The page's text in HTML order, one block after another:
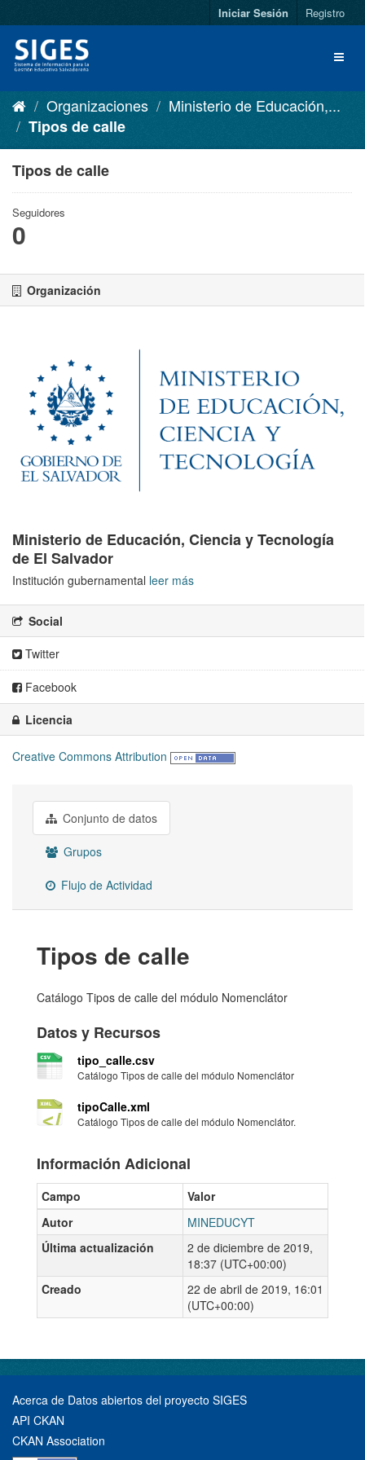
Iniciar Sesión Registro
Organizaciones
Ministerio de Educación,...
Tipos de calle
Tipos de calle
Seguidores
0
Organización
Ministerio de Educación, Ciencia y Tecnología
de El Salvador
Institución gubernamental leer más
Social
Twitter
Facebook
Licencia
Creative Commons Attribution
Conjunto de datos
Grupos
Flujo de Actividad
Tipos de calle
Catálogo Tipos de calle del módulo Nomenclátor
Datos y Recursos
tipo_calle.csv
Catálogo Tipos de calle del módulo Nomenclátor
tipoCalle.xml
Catálogo Tipos de calle del módulo Nomenclátor.
Información Adicional
Campo
Valor
Autor
MINEDUCYT
Última actualización
2 de diciembre de 2019,
18:37 (UTC+00:00)
Creado
22 de abril de 2019, 16:01
(UTC+00:00)
Acerca de Datos abiertos del proyecto SIGES
API CKAN
CKAN Association